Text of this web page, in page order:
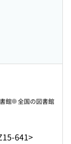
641>
館 全国の図書館